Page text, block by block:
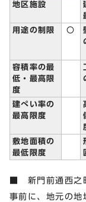
地区施設
用途の制限
〇
容積率の最
低・最高限
度
建ぺい率の
最高限度
敷地面積の
最低限度
■ 新門前通西之
事前に、地元の